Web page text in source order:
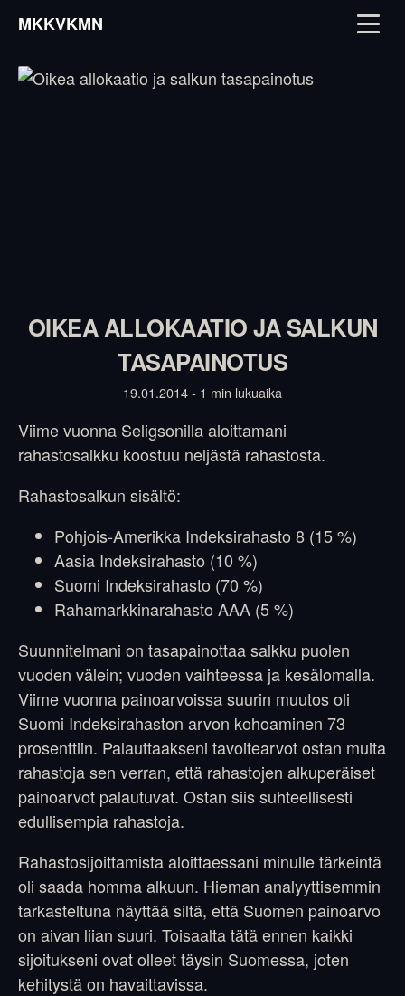
MKKVKMN
OIKEA ALLOKAATIO JA SALKUN
TASAPAINOTUS
19.01.2014 - 1 min lukuaika
Viime vuonna Seligsonilla aloittamani
rahastosalkku koostuu neljästä rahastosta.
Rahastosalkun sisältö:
Pohjois-Amerikka Indeksirahasto 8 (15 %)
Aasia Indeksirahasto (10 %)
Suomi Indeksirahasto (70 %)
Rahamarkkinarahasto AAA (5 %)
Suunnitelmani on tasapainottaa salkku puolen
vuoden välein; vuoden vaihteessa ja kesälomalla.
Viime vuonna painoarvoissa suurin muutos oli
Suomi Indeksirahaston arvon kohoaminen 73
prosenttiin. Palauttaakseni tavoitearvot ostan muita
rahastoja sen verran, että rahastojen alkuperäiset
painoarvot palautuvat. Ostan siis suhteellisesti
edullisempia rahastoja.
Rahastosijoittamista aloittaessani minulle tärkeintä
oli saada homma alkuun. Hieman analyyttisemmin
tarkasteltuna näyttää siltä, että Suomen painoarvo
on aivan liian suuri. Toisaalta tätä ennen kaikki
sijoitukseni ovat olleet täysin Suomessa, joten
kehitystä on havaittavissa.